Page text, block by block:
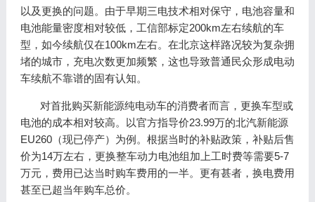
以及更换的问题。由于早期三电技术相对保守，电池容量和
电池能量密度相对较低，工信部标定200km左右续航的车
型，如今续航仅在100km左右。在北京这样路况较为复杂拥
堵的城市，充电次数更加频繁，这也导致普通民众形成电动
车续航不靠谱的固有认知。
对首批购买新能源纯电动车的消费者而言，更换车型或
电池的成本相对较高。以官方指导价23.99万的北汽新能源
EU260（现已停产）为例。根据当时的补贴政策，补贴后售
价为14万左右，更换整车动力电池组加上工时费等需要5-7
万元，费用已达当时购车费用的一半。更有甚者，换电费用
甚至已超当年购车总价。